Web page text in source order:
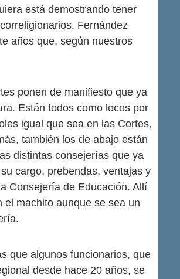
está demostrando tener
Fernández
años que, según nuestros
ponen de manifiesto que ya
Están todos como locos por
igual que sea en las Cortes,
también los de abajo están
distintas consejerías que ya
cargo, prebendas, ventajas y
Consejería de Educación. Allí
machito aunque se sea un
que algunos funcionarios, que
desde hace 20 años, se